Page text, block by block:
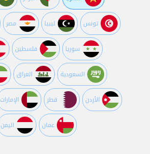
تونس ليبيا مصر
سوريا فلسطين
السعودية العراق
اﻷردن قطر اﻹمارات
عمان اليمن